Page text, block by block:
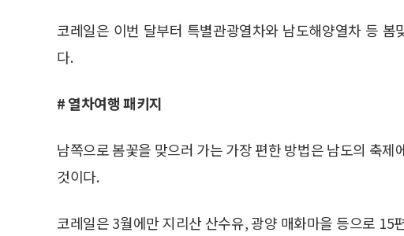
코레일은 이번 달부터 특별관광열차와 남도해양열차 등
다.
# 열차여행 패키지
남쪽으로 봄꽃을 맞으러 가는 가장 편한 방법은 남도의 축
것이다.
코레일은 3월에만 지리산 산수유, 광양 매화마을 등으로